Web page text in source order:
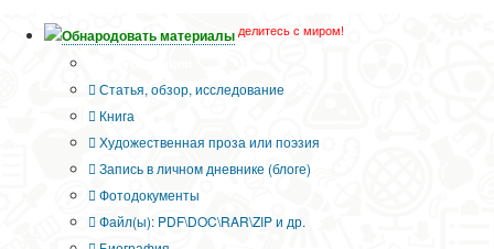
Обнародовать материалы делитесь с миром!
Статья, обзор, исследование
Книга
Художественная проза или поэзия
Запись в личном дневнике (блоге)
Фотодокументы
Файл(ы): PDF\DOC\RAR\ZIP и др.